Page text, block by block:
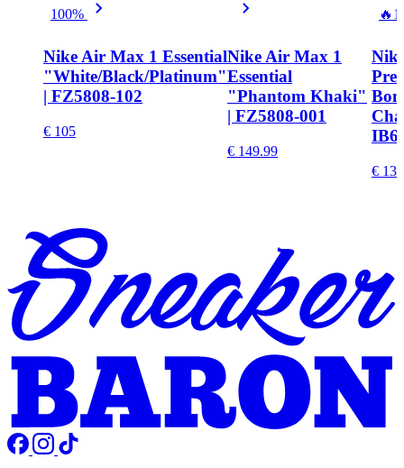
100%
Nike Air Max 1 Essential
"White/Black/Platinum"
| FZ5808-102
€ 105
Nike Air Max 1
Essential
"Phantom Khaki"
| FZ5808-001
€ 149.99
🔥
€ 137